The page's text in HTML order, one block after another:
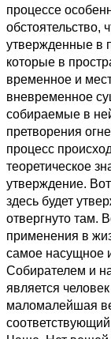
процессе
утвержденные в
которые в
временное и
вневременное
собираемые в
претворения
процесс
теоретическое
утверждение.
здесь будет
отвергнуто там.
применения в
самое насущное
Собирателем и
является
маломалейшая